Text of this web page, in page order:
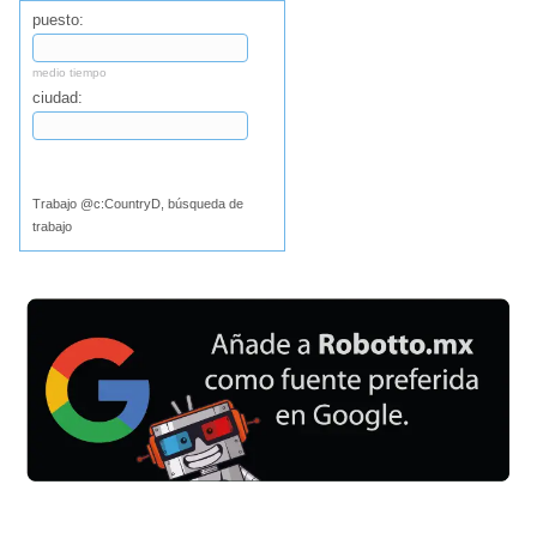
puesto:
medio tiempo
ciudad:
Trabajo @c:CountryD, búsqueda de
trabajo